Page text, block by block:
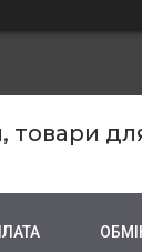
товари